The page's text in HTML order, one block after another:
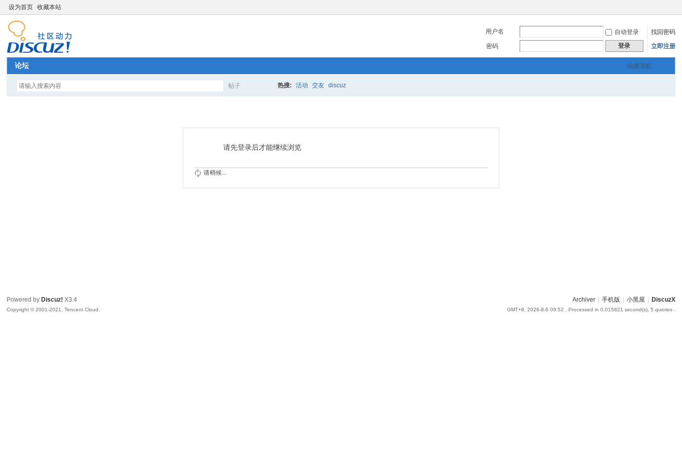
设为首页 收藏本站
用户名 自动登录
找回密码
密码
登录 立即注册
快捷导航
论坛
帖子
索
热搜: 活动 交友 discuz
请先登录后才能继续浏览
请稍候...
Archiver 手机版 小黑屋 DiscuzX
GMT+8, 2026-8-6 09:52 , Processed in 0.015821 second(s), 5 queries .
Powered by Discuz! X3.4
Copyright © 2001-2021, Tencent Cloud.